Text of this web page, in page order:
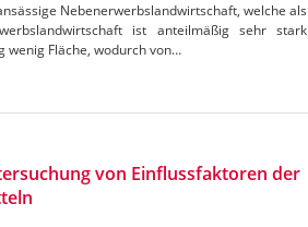
Nebenerwerbslandwirtschaft, welche als
ist anteilmäßig sehr stark
Fläche, wodurch von…
von Einflussfaktoren der